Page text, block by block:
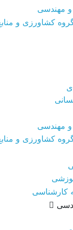
مهندسی
کشاورزی و
مهندسی
کشاورزی و
کارشناسی